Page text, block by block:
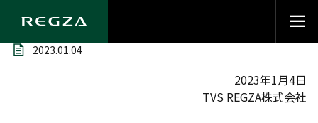
2023.01.04
2023年1月4日
TVS REGZA株式会社